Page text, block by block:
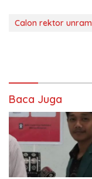
Calon rektor unram
Baca Juga